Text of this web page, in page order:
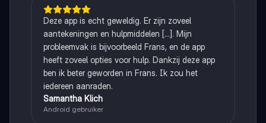
Deze app is echt geweldig. Er zijn zoveel
aantekeningen en hulpmiddelen [...]. Mijn
probleemvak is bijvoorbeeld Frans, en de app
heeft zoveel opties voor hulp. Dankzij deze app
ben ik beter geworden in Frans. Ik zou het
iedereen aanraden.
Samantha Klich
Android gebruiker